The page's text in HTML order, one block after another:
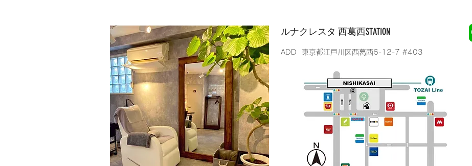
​ルナクレスタ 西葛西STATION
​ADD 東京都江戸川区西葛西6-12-7 #403